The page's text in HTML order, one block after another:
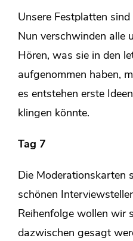
Unsere Festplatten
Nun verschwinden alle
Hören, was sie in den
aufgenommen haben,
es entstehen erste
klingen könnte.
Tag 7
Die Moderationskarten
schönen
Reihenfolge wollen wir
dazwischen gesagt